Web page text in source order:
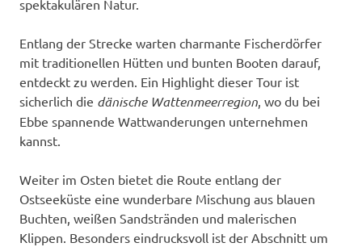
spektakulären Natur.
Entlang der Strecke warten charmante Fischerdörfer
mit traditionellen Hütten und bunten Booten darauf,
entdeckt zu werden. Ein Highlight dieser Tour ist
sicherlich die dänische Wattenmeerregion , wo du bei
Ebbe spannende Wattwanderungen unternehmen
kannst.
Weiter im Osten bietet die Route entlang der
Ostseeküste eine wunderbare Mischung aus blauen
Buchten, weißen Sandstränden und malerischen
Klippen. Besonders eindrucksvoll ist der Abschnitt um